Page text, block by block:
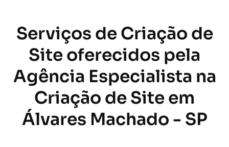
Serviços de Criação de
Site oferecidos pela
Agência Especialista na
Criação de Site em
Álvares Machado - SP